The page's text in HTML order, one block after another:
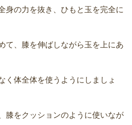
身の力を抜き、ひもと玉を完全に
て、膝を伸ばしながら玉を上にあ
く体全体を使うようにしましょ
膝をクッションのように使いなが